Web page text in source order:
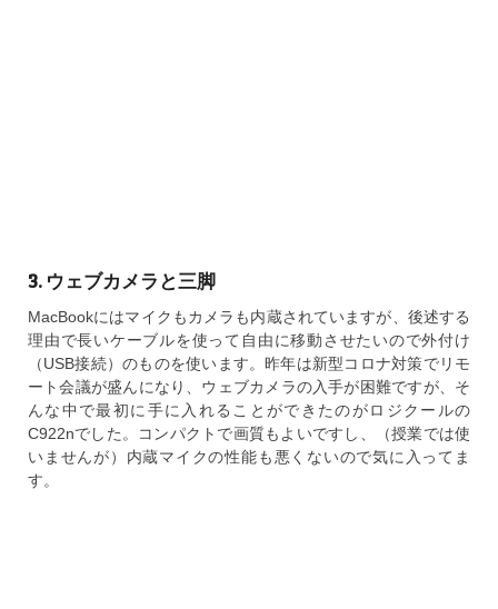
3. ウェブカメラと三脚
MacBookにはマイクもカメラも内蔵されていますが、後述する
理由で長いケーブルを使って自由に移動させたいので外付け
（USB接続）のものを使います。昨年は新型コロナ対策でリモ
ート会議が盛んになり、ウェブカメラの入手が困難ですが、そ
んな中で最初に手に入れることができたのがロジクールの
C922nでした。コンパクトで画質もよいですし、（授業では使
いませんが）内蔵マイクの性能も悪くないので気に入ってま
す。